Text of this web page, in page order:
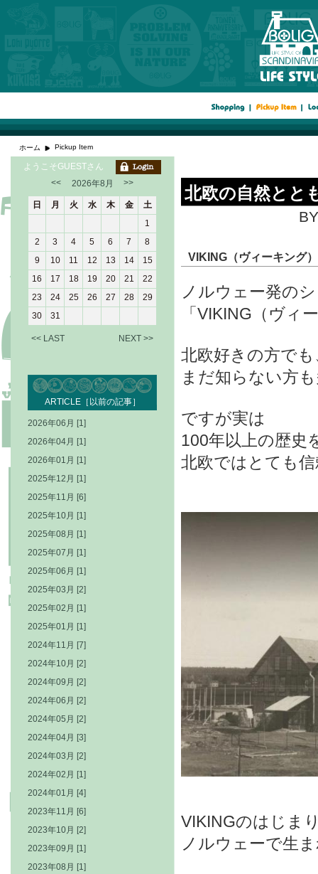
ホーム Pickup Item
北欧の自然とと
VIKING（ヴィーキング
ノルウェー発の
「VIKING（ヴィ
北欧好きの方でも
まだ知らない方
ですが実は
100年以上の歴史
北欧ではとても
VIKINGのはじま
ノルウェーで生
ようこそGUESTさん
<<
2026年8月 >>
日 月 火 水 木 金
土
1
2
3 4 5 6 7
8
9
10 11 12 13 14
15
16
17 18 19 20 21
22
23
24 25 26 27 28
29
30
31
<< LAST NEXT >>
ARTICLE［以前の記事］
2026年06月 [1]
2026年04月 [1]
2026年01月 [1]
2025年12月 [1]
2025年11月 [6]
2025年10月 [1]
2025年08月 [1]
2025年07月 [1]
2025年06月 [1]
2025年03月 [2]
2025年02月 [1]
2025年01月 [1]
2024年11月 [7]
2024年10月 [2]
2024年09月 [2]
2024年06月 [2]
2024年05月 [2]
2024年04月 [3]
2024年03月 [2]
2024年02月 [1]
2024年01月 [4]
2023年11月 [6]
2023年10月 [2]
2023年09月 [1]
2023年08月 [1]